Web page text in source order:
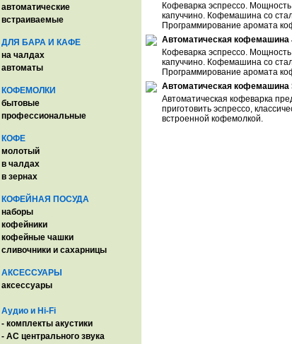
автоматические
встраиваемые
ДЛЯ БАРА И КАФЕ
на чалдах
автоматы
КОФЕМОЛКИ
бытовые
профессиональные
КОФЕ
молотый
в чалдах
в зернах
КОФЕЙНАЯ ПОСУДА
наборы
кофейники
кофейные чашки
сливочники и сахарницы
АКСЕССУАРЫ
аксессуары
Аудио и Hi-Fi
- комплекты акустики
- AC центрального звука
Кофеварка эспрессо.
капуччино. Кофемашина со
Программирование аромата
Автоматическая кофемашина
Кофеварка эспрессо.
капуччино. Кофемашина со
Программирование аромата
Автоматическая кофемашина
Автоматическая кофеварка
приготовить эспрессо,
встроенной кофемолкой.